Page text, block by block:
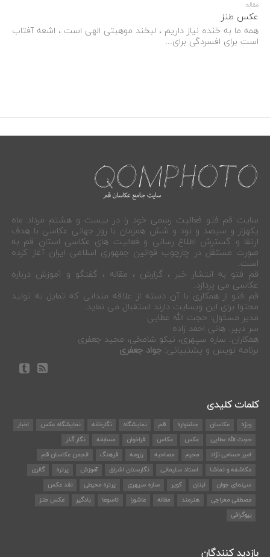
مقاله
عکس طنز
همه ما به خنده نیاز داریم ، لبخند موهبتی الهی است ، اشعه آفتاب
است برای افسردگی برای...
سایت قم فتو فعالیت رسمی خود را در بیست و هشتم مرداد ماه
یکهزار و سیصد و نود و شش همزمان با روز جهانی عکاسی با هدف
ارتقا و گسترش اطلاع رسانی و فعالیت های عکاسی استان قم به
صورت مستقل در چارچوب قوانین جمهوری اسلامی ایران آغاز کرده
است.
قم فتو به انتشار خبر ، گزارش ، مقاله ، گفتگو و آموزش درباره
عکاسی می پردازد.
قم فتو از همکاری با آن دسته از علاقه مندانی که تمایل به تولید
محتوا برای این وبسایت دارند استقبال می نماید.
مدیر مسئول: حجت الله عطایی
سر دبیر: هانی احمد زاده
همکاران: ساره سپهری، نیکو شامخی، مجید جعفری
برنامه نویس و پشتبیانی: جواد جعفری
کلمات کلیدی
ویژه عکاسان جشنواره قم نمایشگاه نگارخانه نمایشگاه عکس
اخبار
حجت الله عطایی
عکس عکاس فراخوان مسابقه
نگار گذر
امیر حسامی نژاد
محرم مصاحبه رزومه فرهنگ
انجمن عکاسان قم
مکاشفه و تماشا
استاد سلیمانی نگارستان اشراق آموزش پرتره
گالری
سینمای جوان
لبنان کویر ساره سپهری پرتره محیطی
نقد عکس
مصطفی معراجی
هنرمند مقاله عاشورا تاسوعا بادگیر
عکس طنز
بیوگرافی
بازدید کنندگان